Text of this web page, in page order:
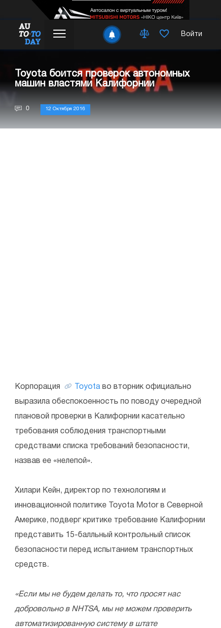
Войти
Toyota боится проверок автономных
машин властями Калифорнии
0 12 Октября 2016
Корпорация Toyota во вторник официально
выразила обеспокоенность по поводу очередной
плановой проверки в Калифорнии касательно
требования соблюдения транспортными
средствами списка требований безопасности,
назвав ее «нелепой».
Хилари Кейн, директор по технологиям и
инновационной политике Toyota Motor в Северной
Америке, подверг критике требование Калифорнии
представить 15-балльный контрольный список
безопасности перед испытанием транспортных
средств.
«Если мы не будем делать то, что просят нас
добровольно в NHTSA, мы не можем проверить
автоматизированную систему в штате